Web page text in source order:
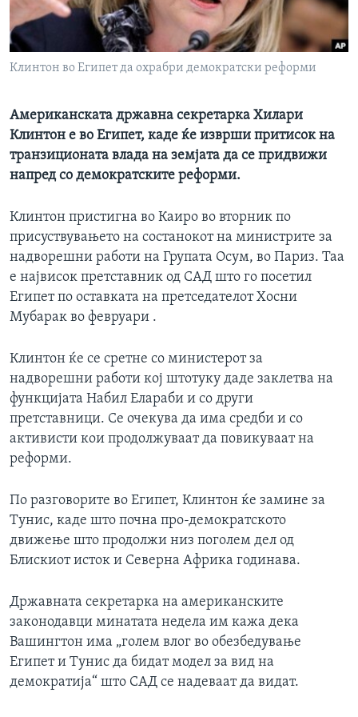
ИНТЕРВЈУА
Клинтон во Египет да охрабри демократски реформи
Американската државна секретарка Хилари
Клинтон е во Египет, каде ќе изврши притисок на
транзиционата влада на земјата да се придвижи
напред со демократските реформи.
Клинтон пристигна во Каиро во вторник по
присуствувањето на состанокот на министрите за
надворешни работи на Групата Осум, во Париз. Таа
е највисок претставник од САД што го посетил
Египет по оставката на претседателот Хосни
Мубарак во февруари .
Клинтон ќе се сретне со министерот за
надворешни работи кој штотуку даде заклетва на
функцијата Набил Елараби и со други
претставници. Се очекува да има средби и со
активисти кои продолжуваат да повикуваат на
реформи.
По разговорите во Египет, Клинтон ќе замине за
Тунис, каде што почна про-демократското
движење што продолжи низ поголем дел од
Блискиот исток и Северна Африка годинава.
Државната секретарка на американските
законодавци минатата недела им кажа дека
Вашингтон има „голем влог во обезбедување
Египет и Тунис да бидат модел за вид на
демократија“ што САД се надеваат да видат.